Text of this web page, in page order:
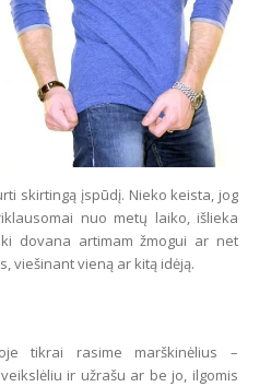
skirtingą įspūdį. Nieko keista, jog
nuo metų laiko, išlieka
dovana artimam žmogui ar net
viešinant vieną ar kitą idėją.
tikrai rasime marškinėlius –
ir užrašu ar be jo, ilgomis